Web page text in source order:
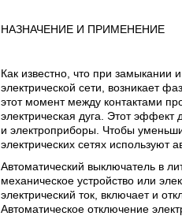
НАЗНАЧЕНИЕ И ПРИМЕНЕНИЕ
Как известно, что при замыкании
электрической сети, возникает
этот момент между контактами
электрическая дуга. Этот эффект
и электроприборы. Чтобы
электрических сетях используют
Автоматический выключатель в
механическое устройство или
электрический ток, включает и
Автоматическое отключение